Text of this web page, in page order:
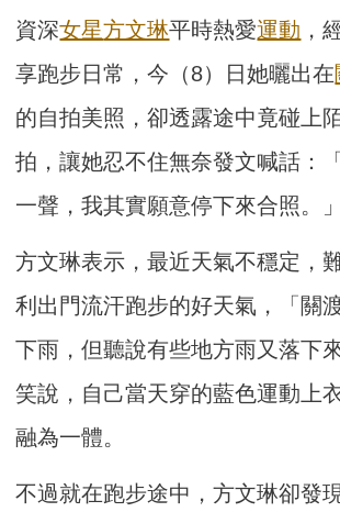
資深女星方文琳平時熱愛運動 ，
享跑步日常，今（8）日她曬出在
的自拍美照，卻透露途中竟碰上
拍，讓她忍不住無奈發文喊話：
一聲，我其實願意停下來合照。」
方文琳表示，最近天氣不穩定，
利出門流汗跑步的好天氣，「關
下雨，但聽說有些地方雨又落下
笑說，自己當天穿的藍色運動上
融為一體。
不過就在跑步途中，方文琳卻發